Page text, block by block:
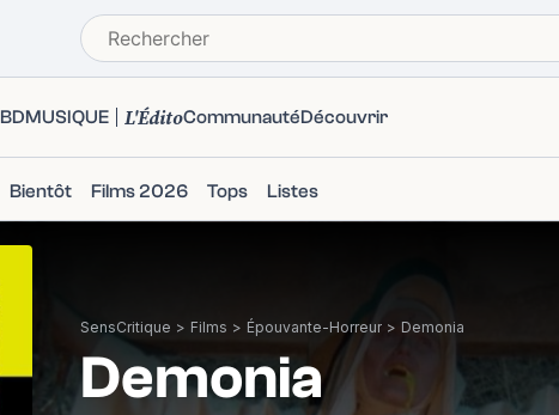
BDMUSIQUE L'ÉditoCommunautéDécouvrir
Bientôt Films 2026 Tops Listes
SensCritique > Films > Épouvante-Horreur > Demonia
Demonia